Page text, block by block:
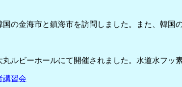
の金海市と鎮海市を訪問しました。また、韓国
ルビーホールにて開催されました。水道水フッ
講習会